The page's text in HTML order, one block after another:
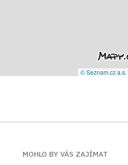
© Seznam.cz
MOHLO BY VÁS ZAJÍMAT